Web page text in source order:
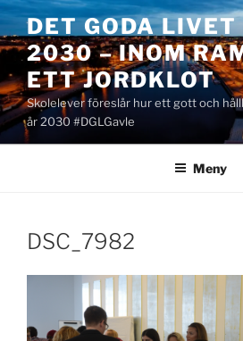
Hoppa
till
innehåll
DET GODA LIVET
2030 – INOM
ETT JORDKLOT
Skolelever föreslår hur ett gott och
år 2030 #DGLGavle
Meny
DSC_7982